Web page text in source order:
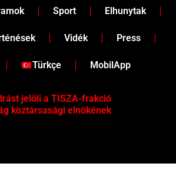
Sport Elhunytak
Vidék Press
Türkçe MobilApp
jelöli a TISZA-frakció
köztársasági elnökének